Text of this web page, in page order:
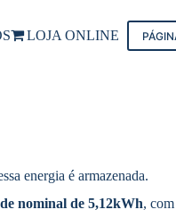
LOJA ONLINE
energia é armazenada.
nominal de 5,12kWh,